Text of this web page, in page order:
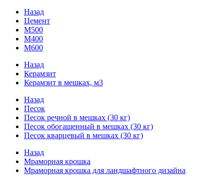
Назад
Цемент
М500
М400
М600
Назад
Керамзит
Керамзит в мешках, м3
Назад
Песок
Песок речной в мешках (30 кг)
Песок обогащенный в мешках (30 кг)
Песок кварцевый в мешках (30 кг)
Назад
Мраморная крошка
Мраморная крошка для ландшафтного дизайна